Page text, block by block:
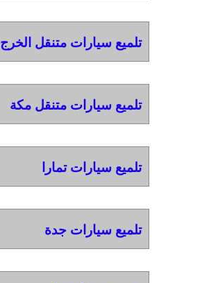
تلميع سيارات متنقل الخرج
تلميع سيارات متنقل مكة
تلميع سيارات تمارا
تلميع سيارات جدة